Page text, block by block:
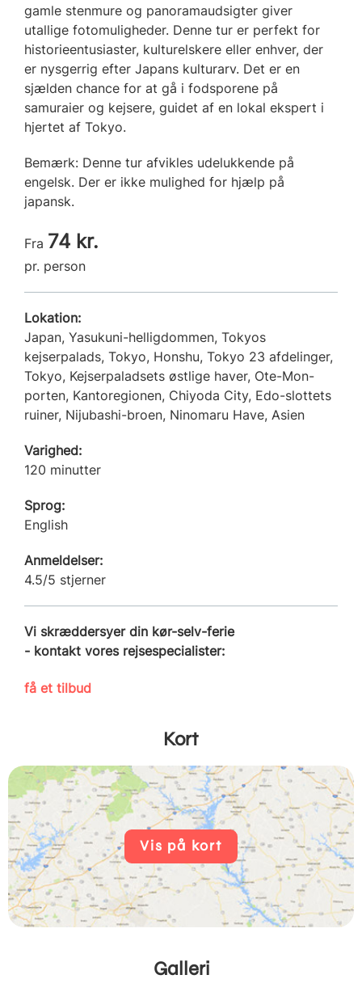
gamle stenmure og panoramaudsigter giver
utallige fotomuligheder. Denne tur er perfekt for
historieentusiaster, kulturelskere eller enhver, der
er nysgerrig efter Japans kulturarv. Det er en
sjælden chance for at gå i fodsporene på
samuraier og kejsere, guidet af en lokal ekspert i
hjertet af Tokyo.
Bemærk: Denne tur afvikles udelukkende på
engelsk. Der er ikke mulighed for hjælp på
japansk.
Fra 74 kr.
pr. person
Lokation:
Japan, Yasukuni-helligdommen, Tokyos
kejserpalads, Tokyo, Honshu, Tokyo 23 afdelinger,
Tokyo, Kejserpaladsets østlige haver, Ote-Mon-
porten, Kantoregionen, Chiyoda City, Edo-slottets
ruiner, Nijubashi-broen, Ninomaru Have, Asien
Varighed:
120 minutter
Sprog:
English
Anmeldelser:
4.5/5 stjerner
Vi skræddersyer din kør-selv-ferie
- kontakt vores rejsespecialister:
få et tilbud
Kort
Vis på kort
Galleri